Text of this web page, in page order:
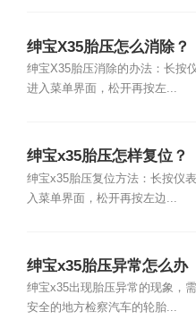
绅宝X35胎压怎么消除？
绅宝X35胎压消除的办法：长按
进入菜单界面，松开再按左...
绅宝x35胎压怎样复位？
绅宝x35胎压复位方法：长按仪
入菜单界面，松开再按左边...
绅宝x35胎压异常怎么办
绅宝x35出现胎压异常的现象，
安全的地方检察汽车的轮胎...